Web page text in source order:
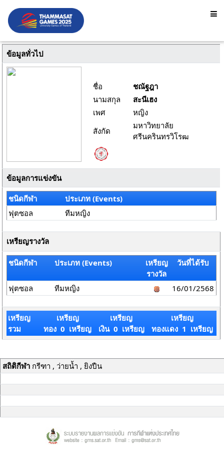
ข้อมูลทั่วไป
ชื่อ
ชณัฐฎา
นามสกุล
สะนีเฮง
เพศ
หญิง
สังกัด
มหาวิทยาลัย
ศรีนครินทรวิโรฒ
ข้อมูลการแข่งขัน
ชนิดกีฬา
ประเภท (Events)
ฟุตซอล
ทีมหญิง
เหรียญรางวัล
ชนิดกีฬา ประเภท (Events)
เหรียญ
รางวัล
วันที่ได้รับ
ฟุตซอล ทีมหญิง 16/01/2568
เหรียญ
รวม
เหรียญ
ทอง 0 เหรียญ
เหรียญ
เงิน 0 เหรียญ
เหรียญ
ทองแดง 1 เหรียญ
สถิติกีฬากรีฑา , ว่ายน้ำ , ยิงปืน